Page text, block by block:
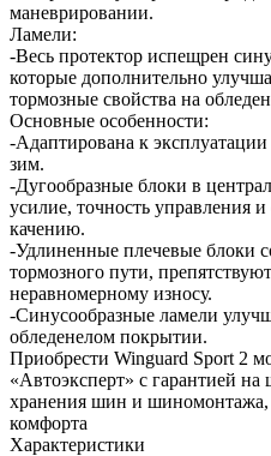
маневрировании.
Ламели:
-Весь протектор испещрен
которые дополнительно
тормозные свойства на
Основные особенности:
-Адаптирована к
зим.
-Дугообразные блоки в
усилие, точность управления
качению.
-Удлиненные плечевые блоки
тормозного пути,
неравномерному износу.
-Синусообразные ламели
обледенелом покрытии.
Приобрести Winguard Sport 2
«Автоэксперт» с гарантией
хранения шин и шиномонтажа,
комфорта
Характеристики